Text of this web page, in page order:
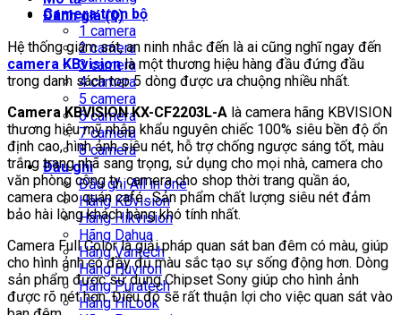
Camera trọn bộ
1 camera
2 camera
3 camera
4 camera
5 camera
6 camera
7 camera
8 camera
Đầu ghi
Đầu ghi All in one
Hãng KBvision
Hãng Hikvision
Hãng Dahua
Hãng Vantech
Hãng Huviron
Hãng Puratech
Hãng HiLook
lượng
Đánh giá (0)
Hệ thống giám sát, an ninh nhắc đến là ai cũng nghĩ ngay đến
camera KBvisionlà một thương hiệu hàng đầu đứng đầu
trong danh sách top 5 dòng được ưa chuộng nhiều nhất.
Camera KBVISION KX-CF2203L-A là camera hãng KBVISION
thương hiệu mỹ nhập khẩu nguyên chiếc 100% siêu bền độ ổn
định cao, hình ảnh siêu nét, hỗ trợ chống ngược sáng tốt, màu
trắng trang nhã sang trọng, sử dụng cho mọi nhà, camera cho
văn phòng công ty, camera cho shop thời trang quần áo,
camera cho quán café…Sản phẩm chất lượng siêu nét đảm
bảo hài lòng khách hàng khó tính nhất.
Camera Full Color là giải pháp quan sát ban đêm có màu, giúp
cho hình ảnh có đầy đủ màu sắc tạo sự sống động hơn. Dòng
sản phẩm được sử dụng Chipset Sony giúp cho hình ảnh
được rõ nét hơn. Điều đó sẽ rất thuận lợi cho việc quan sát vào